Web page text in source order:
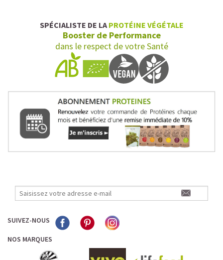
SPÉCIALISTE DE LA PROTÉINE VÉGÉTALE
Booster de Performance
dans le respect de votre Santé
SUIVEZ-NOUS
NOS MARQUES